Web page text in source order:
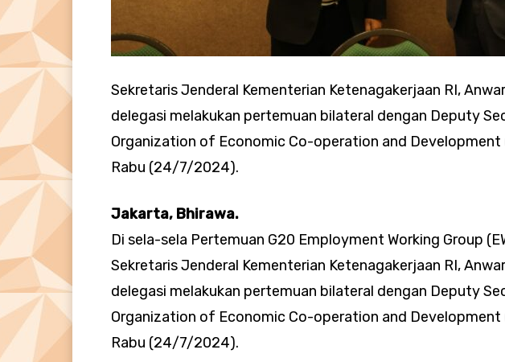
Sekretaris Jenderal Kementerian Ketenagakerjaan RI,
delegasi melakukan pertemuan bilateral dengan Deputy
Organization of Economic Co-operation and Development
Rabu (24/7/2024).
Jakarta, Bhirawa.
Di sela-sela Pertemuan G20 Employment Working Group
Sekretaris Jenderal Kementerian Ketenagakerjaan RI,
delegasi melakukan pertemuan bilateral dengan Deputy
Organization of Economic Co-operation and Development
Rabu (24/7/2024).